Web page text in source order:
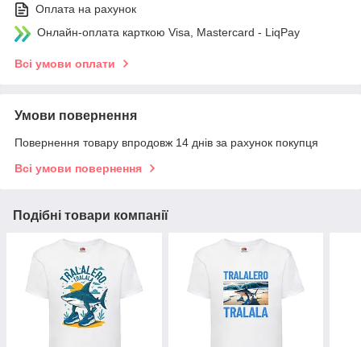
Оплата на рахунок
Онлайн-оплата карткою Visa, Mastercard - LiqPay
Всі умови оплати
Умови повернення
Повернення товару впродовж 14 днів за рахунок покупця
Всі умови повернення
Подібні товари компанії